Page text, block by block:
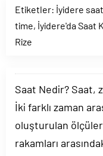
Etiketler: İyidere
time, İyidere'da Saat
Rize
Saat Nedir? Saat,
İki farklı zaman
oluşturulan
rakamları